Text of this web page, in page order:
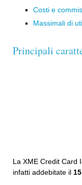
Costi e
Massimali di
Principali
La XME Credit Card
infatti addebitate il